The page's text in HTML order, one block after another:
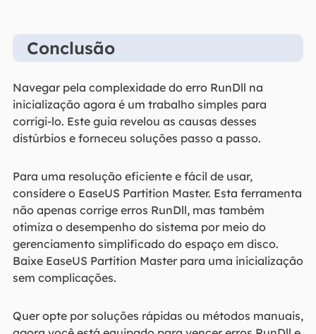
Conclusão
Navegar pela complexidade do erro RunDll na
inicialização agora é um trabalho simples para
corrigi-lo. Este guia revelou as causas desses
distúrbios e forneceu soluções passo a passo.
Para uma resolução eficiente e fácil de usar,
considere o EaseUS Partition Master. Esta ferramenta
não apenas corrige erros RunDll, mas também
otimiza o desempenho do sistema por meio do
gerenciamento simplificado do espaço em disco.
Baixe EaseUS Partition Master para uma inicialização
sem complicações.
Quer opte por soluções rápidas ou métodos manuais,